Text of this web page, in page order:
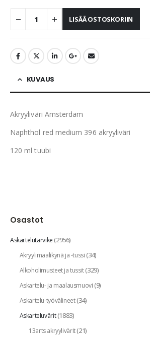
LISÄÄ OSTOSKORIIN
KUVAUS
Akryyliväri Amsterdam
Naphthol red medium 396 akryyliväri
120 ml tuubi
Osastot
Askartelutarvike(2956)
Akryylimaalikynä ja -tussi(34)
Alkoholimusteet ja tussit(329)
Askartelu- ja maalausmuovi(9)
Askartelu-työvälineet(34)
Askarteluvärit(1883)
13arts akryylivärit(21)